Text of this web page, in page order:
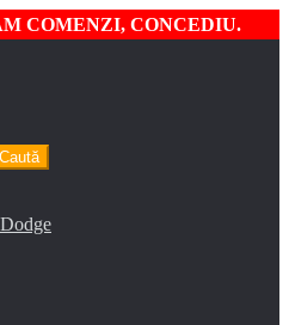
COMENZI, CONCEDIU.
Caută